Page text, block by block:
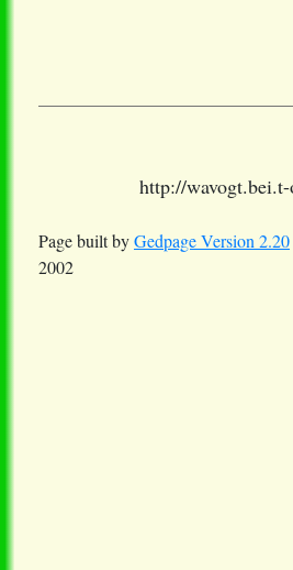
http://
Page built byGedpage Version 2.20
2002